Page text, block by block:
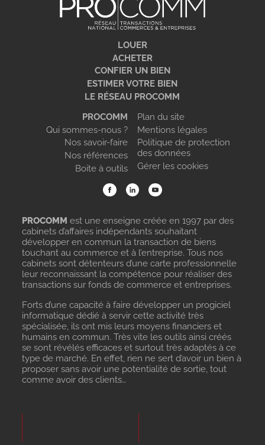
LOUER
ACHETER
CONFIER UN BIEN
ESTIMER VOTRE BIEN
LE RÉSEAU PROCOMM
PROCOMM
Qui sommes-nous ?
Nos savoir-faire
Nos références
Boite à outils
Plan du site
Mentions légales
Politique de protection
des données
Gérer les cookies
PROCOMM est une enseigne créée en 1997 par des
cabinets d’affaires indépendants souhaitant
développer en commun la transaction de biens
touchant au commerce et à l’entreprise. Tous nos
cabinets sont détenteurs d’une carte professionnelle
leur reconnaissant la compétence pour réaliser des
transactions sur fonds de commerce et entreprises.
Forts d’une capacité à faire développer un progiciel
informatique dédié à servir cette activité très
spécialisée, ils ont mis leurs moyens financiers et
humains en commun. Très vite les outils ainsi créés
se sont révélés efficaces et surtout très adaptés à ce
type de marché. En effet, rien ne sert d’avoir un bien à
proposer sans avoir une potentialité de sortie, tout
comme avoir des clients…